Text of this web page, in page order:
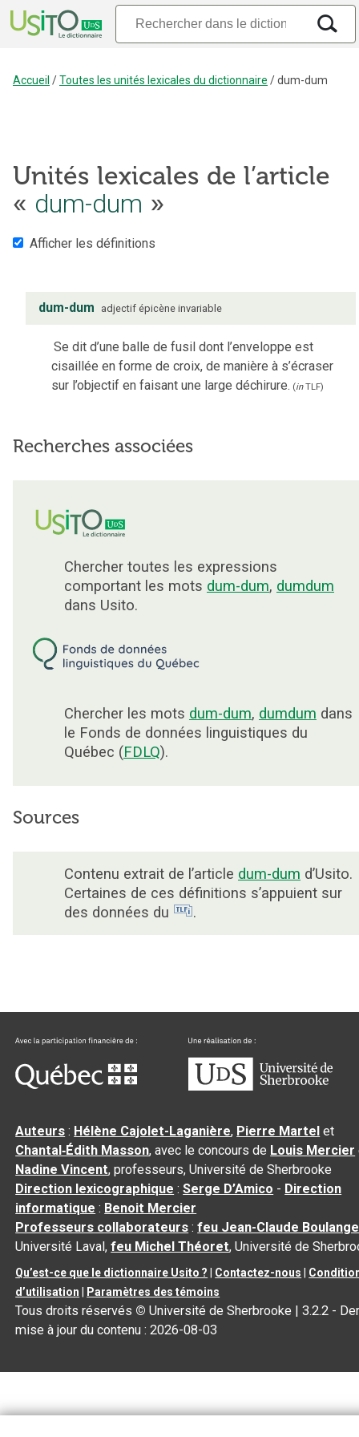
Accueil /Toutes les unités lexicales du dictionnaire /dum-dum
Unités lexicales de l’article
« dum-dum »
Afficher les définitions
dum-dum adjectif épicène invariable
Se dit d’une balle de fusil dont l’enveloppe est
cisaillée en forme de croix, de manière à s’écraser
sur l’objectif en faisant une large déchirure. (inTLF)
Recherches associées
Chercher toutes les expressions
comportant les mots dum-dum, dumdum
dans Usito.
Chercher les mots dum-dum, dumdum dans
le Fonds de données linguistiques du
Québec (FDLQ).
Sources
Contenu extrait de l’article dum-dum d’Usito.
Certaines de ces définitions s’appuient sur
des données du
.
Auteurs : Hélène Cajolet-Laganière, Pierre Martel et
Chantal‑Édith Masson, avec le concours de Louis Mercier
Nadine Vincent, professeurs, Université de Sherbrooke
Direction lexicographique :Serge D’Amico - Direction
informatique : Benoit Mercier
Professeurs collaborateurs :feu Jean-Claude
Université Laval,feu Michel Théoret, Université de
Qu’est-ce que le dictionnaire Usito ? Contactez-nous
d’utilisation
Paramètres des témoins
Tous droits réservés © Université de Sherbrooke |3.2.2 -
mise à jour du contenu :2026-08-03